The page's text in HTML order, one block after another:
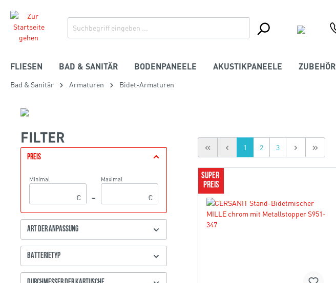
FLIESEN BAD & SANITÄR BODENPANEELE AKUSTIKPANEELE ZUBEHÖR
Bad & Sanitär Armaturen Bidet-Armaturen
FILTER
PREIS
Minimal
€ –
Maximal
€
ART DER ANPASSUNG
BATTERIETYP
1 2 3
SUPER
PREIS